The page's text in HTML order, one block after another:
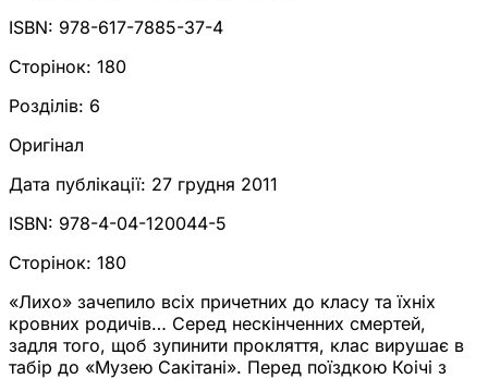
ISBN: 978-617-7885-37-4
Сторінок: 180
Розділів: 6
Оригінал
Дата публікації: 27 грудня 2011
ISBN: 978-4-04-120044-5
Сторінок: 180
«Лихо» зачепило всіх причетних до класу та їхніх
кровних родичів… Серед нескінченних смертей,
задля того, щоб зупинити прокляття, клас вирушає в
табір до «Музею Сакітані». Перед поїздкою Коічі з